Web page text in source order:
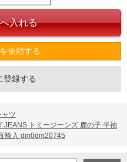
依頼する
登録する
ツ
JEANS トミージーンズ 鹿の子 半袖
輸入 dm0dm20745